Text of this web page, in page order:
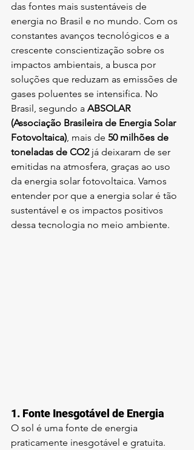
das fontes mais sustentáveis de
energia no Brasil e no mundo. Com os
constantes avanços tecnológicos e a
crescente conscientização sobre os
impactos ambientais, a busca por
soluções que reduzam as emissões de
gases poluentes se intensifica. No
Brasil, segundo a ABSOLAR
(Associação Brasileira de Energia Solar
Fotovoltaica), mais de 50 milhões de
toneladas de CO2 já deixaram de ser
emitidas na atmosfera, graças ao uso
da energia solar fotovoltaica. Vamos
entender por que a energia solar é tão
sustentável e os impactos positivos
dessa tecnologia no meio ambiente.
1. Fonte Inesgotável de Energia
O sol é uma fonte de energia
praticamente inesgotável e gratuita.